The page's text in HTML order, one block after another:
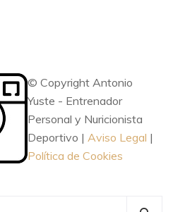
© Copyright Antonio
Yuste - Entrenador
Personal y Nuricionista
Deportivo | Aviso Legal |
Política de Cookies